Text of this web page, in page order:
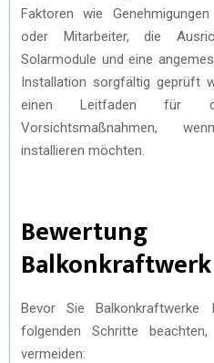
Faktoren wie
oder Mitarbeiter, die
Solarmodule und eine
Installation sorgfältig geprüft
einen Leitfaden für
Vorsichtsmaßnahmen,
installieren möchten.
Bevor Sie Balkonkraftwerke
folgenden Schritte
vermeiden: